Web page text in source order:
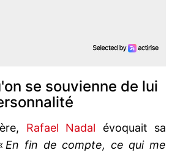
se souvienne de lui
Rafael Nadal évoquait sa
En fin de compte, ce qui me